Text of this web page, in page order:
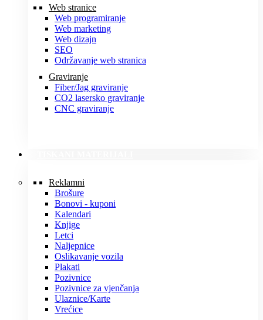
Web stranice
Web programiranje
Web marketing
Web dizajn
SEO
Održavanje web stranica
Graviranje
Fiber/Jag graviranje
CO2 lasersko graviranje
CNC graviranje
Reklamni
Brošure
Bonovi - kuponi
Kalendari
Knjige
Letci
Naljepnice
Oslikavanje vozila
Plakati
Pozivnice
Pozivnice za vjenčanja
Ulaznice/Karte
Vrećice